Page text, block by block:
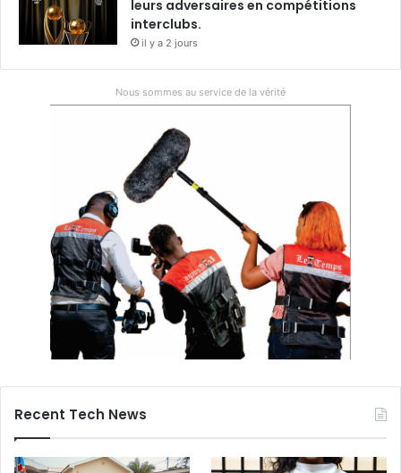
leurs adversaires en compétitions
interclubs.
il y a 2 jours
Nous sommes au service de la vérité
Recent Tech News